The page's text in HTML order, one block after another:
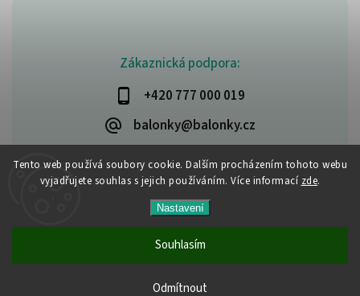
Tento web používá soubory cookie. Dalším procházením tohoto webu
vyjadřujete souhlas s jejich používáním. Více informací zde.
Nastavení
Odmítnout
Souhlasím
Všechny produkty jsou skladem. Vyřízené objednávky
Zákaznická podpora:
+420 777 000 019
balonky@balonky.cz
Party-narozeniny. Všechna práva vyhrazena.
Upravit nastavení cookies
VytvořilShoptet | Design